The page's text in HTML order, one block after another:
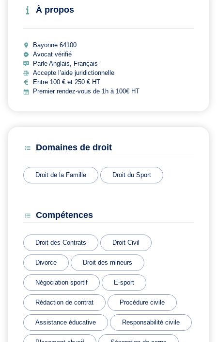
À propos
Bayonne 64100
Avocat vérifié
Parle Anglais, Français
Accepte l’aide juridictionnelle
Entre 100 € et 250 € HT
Premier rendez-vous de 1h à 100€ HT
Domaines de droit
Droit de la Famille Droit du Sport
Compétences
Droit des Contrats Droit Civil
Divorce Droit des mineurs
Négociation sportif E-sport
Rédaction de contrat Procédure civile
Assistance éducative Responsabilité civile